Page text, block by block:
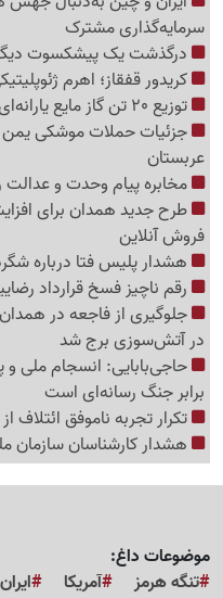
سرمایه‌گذاری مشترک
درگذشت یک پیشکسوت دیگر
کریدور قفقاز؛ اهرم
توزیع 20 تن گاز مایع یارانه‌ای در مرز چذابه
جزئیات حملات موشکی یمن
عربستان
مخابره پیام وحدت و عدالت
طرح جدید همدان برای افزایش
فروش آنلاین
هشدار پلیس فتا درباره
رقم ناچیز فسخ قرارداد
جلوگیری از فاجعه در
در آتش‌سوزی برج شد
حاجی‌بابایی: انسجام ملی و
برابر جنگ رسانه‌ای است
تکرار تجربه ناموفق ائتلاف
هشدار کارشناسان سازمان
موضوعات داغ:
تنگه هرمز
آمریکا ایران